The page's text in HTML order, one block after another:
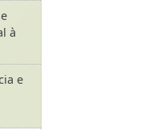
à
e